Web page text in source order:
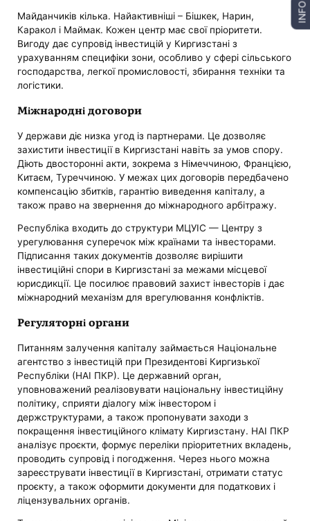
Майданчиків кілька. Найактивніші – Бішкек, Нарин,
Каракол і Маймак. Кожен центр має свої пріоритети.
Вигоду дає супровід інвестицій у Киргизстані з
урахуванням специфіки зони, особливо у сфері сільського
господарства, легкої промисловості, збирання техніки та
логістики.
Міжнародні договори
У держави діє низка угод із партнерами. Це дозволяє
захистити інвестиції в Киргизстані навіть за умов спору.
Діють двосторонні акти, зокрема з Німеччиною, Францією,
Китаєм, Туреччиною. У межах цих договорів передбачено
компенсацію збитків, гарантію виведення капіталу, а
також право на звернення до міжнародного арбітражу.
Республіка входить до структури МЦУІС — Центру з
урегулювання суперечок між країнами та інвесторами.
Підписання таких документів дозволяє вирішити
інвестиційні спори в Киргизстані за межами місцевої
юрисдикції. Це посилює правовий захист інвесторів і дає
міжнародний механізм для врегулювання конфліктів.
Регуляторні органи
Питанням залучення капіталу займається Національне
агентство з інвестицій при Президентові Киргизької
Республіки (НАІ ПКР). Це державний орган,
уповноважений реалізовувати національну інвестиційну
політику, сприяти діалогу між інвестором і
держструктурами, а також пропонувати заходи з
покращення інвестиційного клімату Киргизстану. НАІ ПКР
аналізує проєкти, формує переліки пріоритетних вкладень,
проводить супровід і погодження. Через нього можна
зареєструвати інвестиції в Киргизстані, отримати статус
проєкту, а також оформити документи для податкових і
ліцензувальних органів.
INFO